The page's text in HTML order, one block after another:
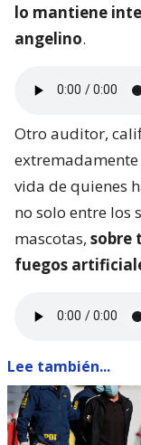
lo mantiene
angelino.
Otro auditor,
vida de quienes
no solo entre los
mascotas, sobre
fuegos
Lee también...